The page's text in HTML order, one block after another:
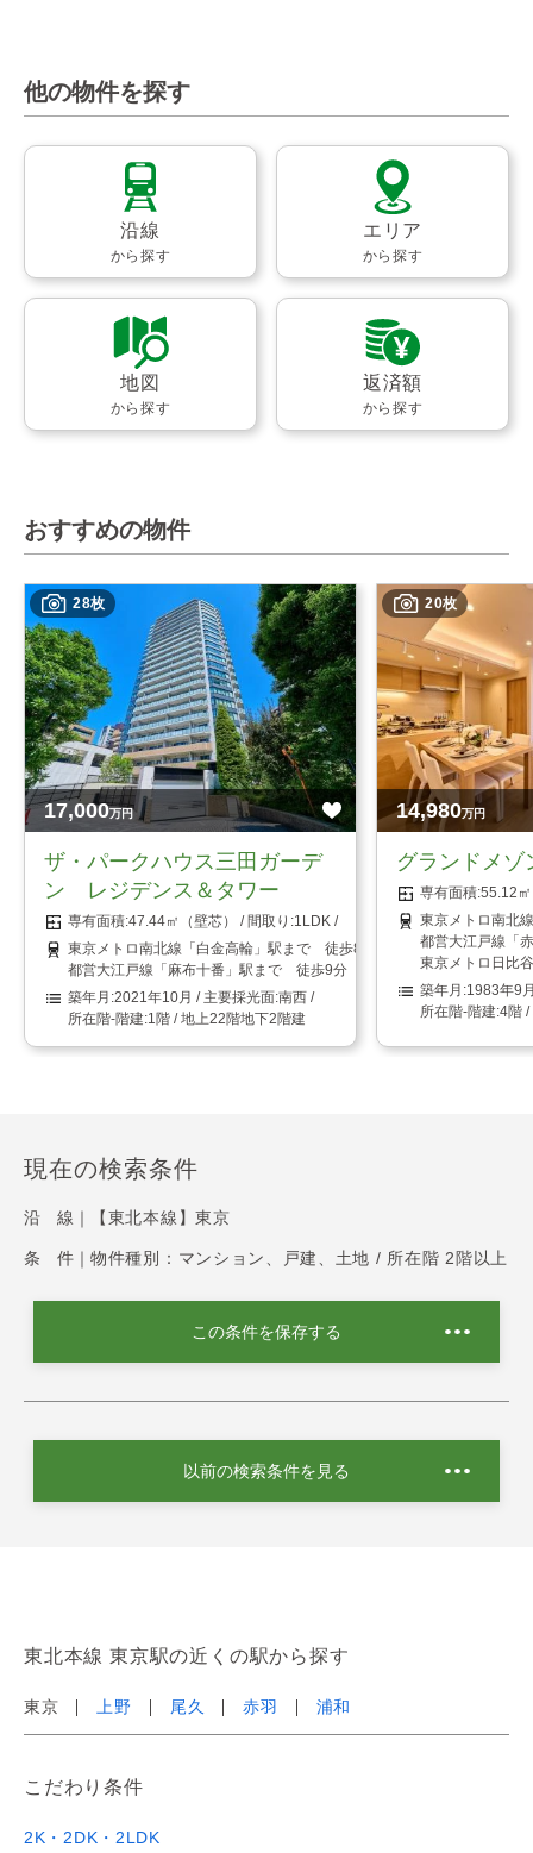
他の物件を探す
沿線
から探す
エリア
から探す
地図
から探す
返済額
から探す
おすすめの物件
28枚
17,000万円
ザ・パークハウス三田ガーデ
ン レジデンス＆タワー
47.44㎡（壁芯）
1LDK
東京メトロ南北線「白金高輪」駅まで 徒歩8分
都営大江戸線「麻布十番」駅まで 徒歩9分
2021年10月
南西
1階 / 地上22階地下2階建
20枚
14,980万円
グランドメゾ
55.12
東京メトロ南北
都営大江戸線「
東京メトロ日比
1983年9
4階 /
現在の検索条件
沿 線｜ 【東北本線】東京
条 件｜ 物件種別：マンション、戸建、土地 / 所在階 2階以上
この条件を保存する
以前の検索条件を見る
東北本線 東京駅の近くの駅から探す
東京 上野 尾久 赤羽 浦和
こだわり条件
2K・2DK・2LDK